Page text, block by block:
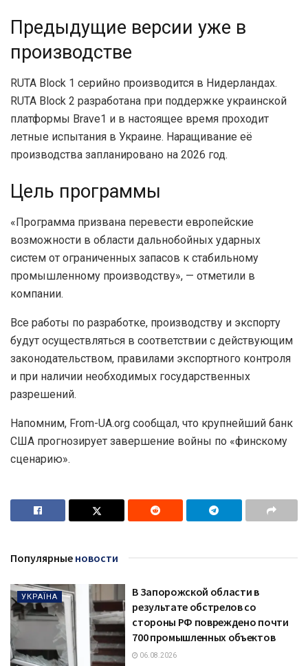
Предыдущие версии уже в
производстве
RUTA Block 1 серийно производится в Нидерландах.
RUTA Block 2 разработана при поддержке украинской
платформы Brave1 и в настоящее время проходит
летные испытания в Украине. Наращивание её
производства запланировано на 2026 год.
Цель программы
«Программа призвана перевести европейские
возможности в области дальнобойных ударных
систем от ограниченных запасов к стабильному
промышленному производству», — отметили в
компании.
Все работы по разработке, производству и экспорту
будут осуществляться в соответствии с действующим
законодательством, правилами экспортного контроля
и при наличии необходимых государственных
разрешений.
Напомним, From-UA.org сообщал, что крупнейший банк
США прогнозирует завершение войны по «финскому
сценарию».
Популярные новости
УКРАЇНА
В Запорожской области в
результате обстрелов со
стороны РФ повреждено почти
700 промышленных объектов
06.08.2026